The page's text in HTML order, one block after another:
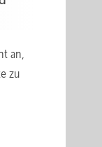
an,
zu